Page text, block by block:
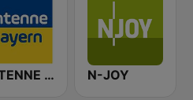
ANTENNE BAYERN N-JOY